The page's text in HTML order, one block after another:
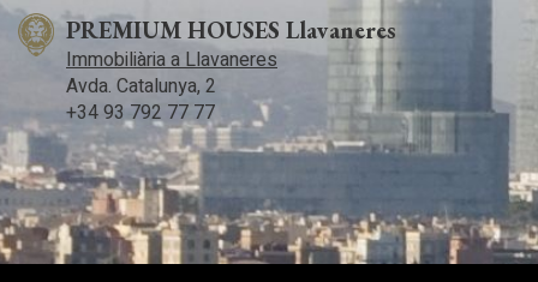
PREMIUM HOUSES Llavaneres
Immobiliària a Llavaneres
Avda. Catalunya, 2
+34 93 792 77 77